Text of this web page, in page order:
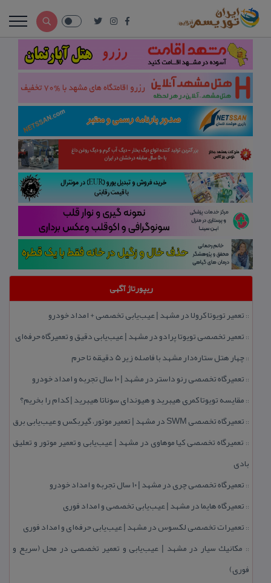
ریپورتاژ آگهی
:: تعمیر تویوتا كرولا در مشهد | عیب‌یابی تخصصی + امداد خودرو
:: تعمیر تخصصی تویوتا پرادو در مشهد | عیب‌یابی دقیق و تعمیرگاه حرفه‌ای
::چهار هتل‌ ستاره‌دار مشهد با فاصله زیر 5 دقیقه تا حرم
:: تعمیرگاه تخصصی رنو داستر در مشهد | ۱۰ سال تجربه و امداد خودرو
:: مقایسه تویوتا كمری هیبرید و هیوندای سوناتا هیبرید | كدام را بخریم؟
:: تعمیرگاه تخصصی SWM در مشهد | تعمیر موتور، گیربكس و عیب‌یابی برق
:: تعمیرگاه تخصصی كیا موهاوی در مشهد | عیب‌یابی و تعمیر موتور و تعلیق
بادی
:: تعمیرگاه تخصصی چری در مشهد | ۱۰ سال تجربه و امداد خودرو
:: تعمیرگاه هایما در مشهد | عیب‌یابی تخصصی و امداد فوری
:: تعمیرات تخصصی لكسوس در مشهد | عیب‌یابی حرفه‌ای و امداد فوری
:: مكانیك سیار در مشهد | عیب‌یابی و تعمیر تخصصی در محل (سریع و
فوری)